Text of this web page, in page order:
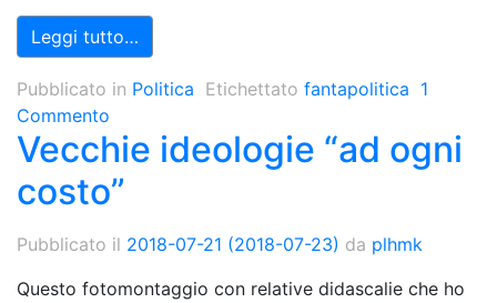
Leggi tutto…
Pubblicato in Politica Etichettato fantapolitica 1
Commento
Vecchie ideologie “ad ogni
costo”
Pubblicato il 2018-07-21 (2018-07-23) da plhmk
Questo fotomontaggio con relative didascalie che ho